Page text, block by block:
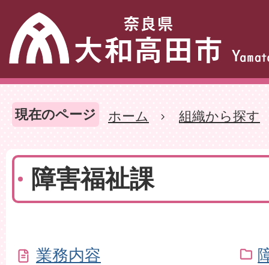
現在のページ ホーム 組織から探す
障害福祉課
業務内容